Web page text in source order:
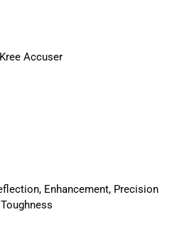
Accuser
Enhancement, Precision